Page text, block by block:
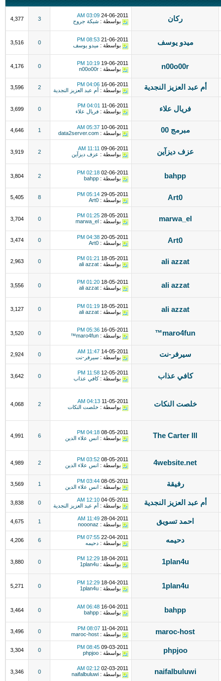
ركان 24-06-2011
03:09 AM
بواسطة : شبكة جروح 3
4,377
ميدو يوسف 21-06-2011
08:53 PM
بواسطة : ميدو يوسف 0
3,516
n00o00r
19-06-2011
10:19 PM
بواسطة : n00o00r
0
4,176
أم عبد العزيز النجدية 16-06-2011
04:06 PM
بواسطة :
أم عبد العزيز النجدية 2
3,596
فريال علاء 11-06-2011
04:01 PM
بواسطة : فريال علاء 0
3,699
مبرمج 00 10-06-2011
05:37 AM
بواسطة : data2server.com
1
4,646
عزف ديزآين 09-06-2011
11:11 AM
بواسطة : عزف ديزآين 2
3,919
bahpp
02-06-2011
02:18 PM
بواسطة : bahpp
2
3,804
Art0
29-05-2011
05:14 PM
بواسطة : Art0
8
5,405
marwa_el
28-05-2011
01:25 PM
بواسطة : marwa_el
0
3,704
Art0
20-05-2011
04:38 PM
بواسطة : Art0
0
3,474
ali azzat
18-05-2011
01:21 PM
بواسطة : ali azzat
0
2,963
ali azzat
18-05-2011
01:20 PM
بواسطة : ali azzat
0
3,556
ali azzat
18-05-2011
01:19 PM
بواسطة : ali azzat
0
3,127
maro4fun™
16-05-2011
05:36 PM
بواسطة : maro4fun™
0
3,520
سيرفر-نت 14-05-2011
11:47 AM
بواسطة : سيرفر-نت 0
2,924
كافي عذاب 12-05-2011
11:58 PM
بواسطة :كافي عذاب 0
3,642
خلصت النكات 11-05-2011
04:13 AM
بواسطة : خلصت النكات 2
4,068
The Carter lll
08-05-2011
04:18 PM
بواسطة :
انس علاء الدين 6
4,991
4website.net
08-05-2011
03:52 PM
بواسطة :
انس علاء الدين 2
4,989
رفيقة 08-05-2011
03:44 PM
بواسطة :
انس علاء الدين 1
3,569
أم عبد العزيز النجدية 04-05-2011
12:10 AM
بواسطة :
أم عبد العزيز النجدية 0
3,838
احمد تسويق 28-04-2011
11:49 AM
بواسطة : nooonaz
1
4,675
دحيمه 22-04-2011
07:55 PM
بواسطة : دحيمه 6
4,206
1plan4u
18-04-2011
12:29 PM
بواسطة : 1plan4u
0
3,880
1plan4u
18-04-2011
12:29 PM
بواسطة : 1plan4u
0
5,271
bahpp
16-04-2011
06:48 AM
بواسطة : bahpp
0
3,464
maroc-host
11-04-2011
08:07 PM
بواسطة : maroc-host
0
3,496
phpjoo
09-03-2011
08:45 PM
بواسطة : phpjoo
0
3,304
naifalbuluwi
02-03-2011
02:12 AM
بواسطة : naifalbuluwi
0
3,346